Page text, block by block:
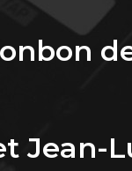
Jean-